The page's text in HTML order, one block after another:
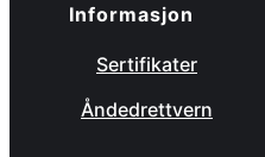
Informasjon
Sertifikater
Åndedrettvern